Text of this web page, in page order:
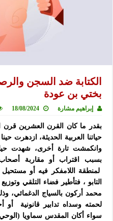
الكتابة ضد السجن
بختي بن عودة
إبراهيم مشارة 18/08/2024
بقدر ما كان القرن العشرين قرن
حياتنا العربية الحديثة، ازدهرت
وانكمشت تارة أخرى، شهدت
بسبب اقتراب أو مقاربة أصحاب
لمنطقة اللامفكر فيه أو
التابو ، فتأطير فضاء التلقي
محمد أركون بالسياج الدغمائي،
لحمته وسداه تدابير قانونية
سواء أكان المقدس سماويا